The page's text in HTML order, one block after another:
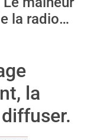
la radio…
la